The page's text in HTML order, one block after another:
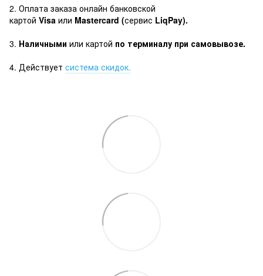
2. Оплата заказа онлайн банковской
картой Visa или Mastercard (сервис LiqPay).
3. Наличными или картой по терминалу при самовывозе.
4. Действует система скидок.